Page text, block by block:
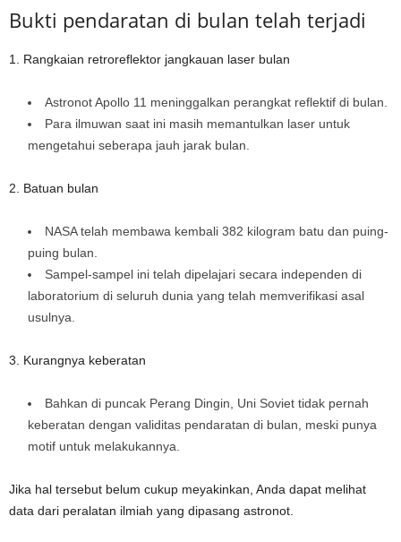
Bukti pendaratan di bulan telah terjadi
1. Rangkaian retroreflektor jangkauan laser bulan
Astronot Apollo 11 meninggalkan perangkat reflektif di bulan.
Para ilmuwan saat ini masih memantulkan laser untuk
mengetahui seberapa jauh jarak bulan.
2. Batuan bulan
NASA telah membawa kembali 382 kilogram batu dan puing-
puing bulan.
Sampel-sampel ini telah dipelajari secara independen di
laboratorium di seluruh dunia yang telah memverifikasi asal
usulnya.
3. Kurangnya keberatan
Bahkan di puncak Perang Dingin, Uni Soviet tidak pernah
keberatan dengan validitas pendaratan di bulan, meski punya
motif untuk melakukannya.
Jika hal tersebut belum cukup meyakinkan, Anda dapat melihat
data dari peralatan ilmiah yang dipasang astronot.